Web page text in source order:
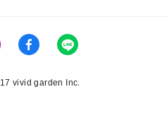
vivid garden Inc.